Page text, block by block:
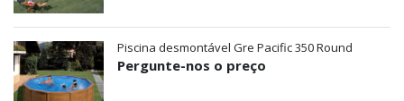
Piscina desmontável Gre Pacific 350 Round
Pergunte-nos o preço